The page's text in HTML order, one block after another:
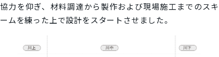
協力を仰ぎ、材料調達から製作および現場施工までのスキ
ームを練った上で設計をスタートさせました。